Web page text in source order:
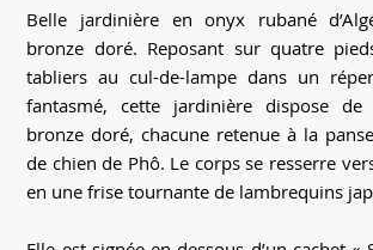
Belle jardinière en onyx rubané
bronze doré. Reposant sur quatre
tabliers au cul-de-lampe dans un
fantasmé, cette jardinière dispose
bronze doré, chacune retenue à la
de chien de Phô. Le corps se resserre
en une frise tournante de lambrequins